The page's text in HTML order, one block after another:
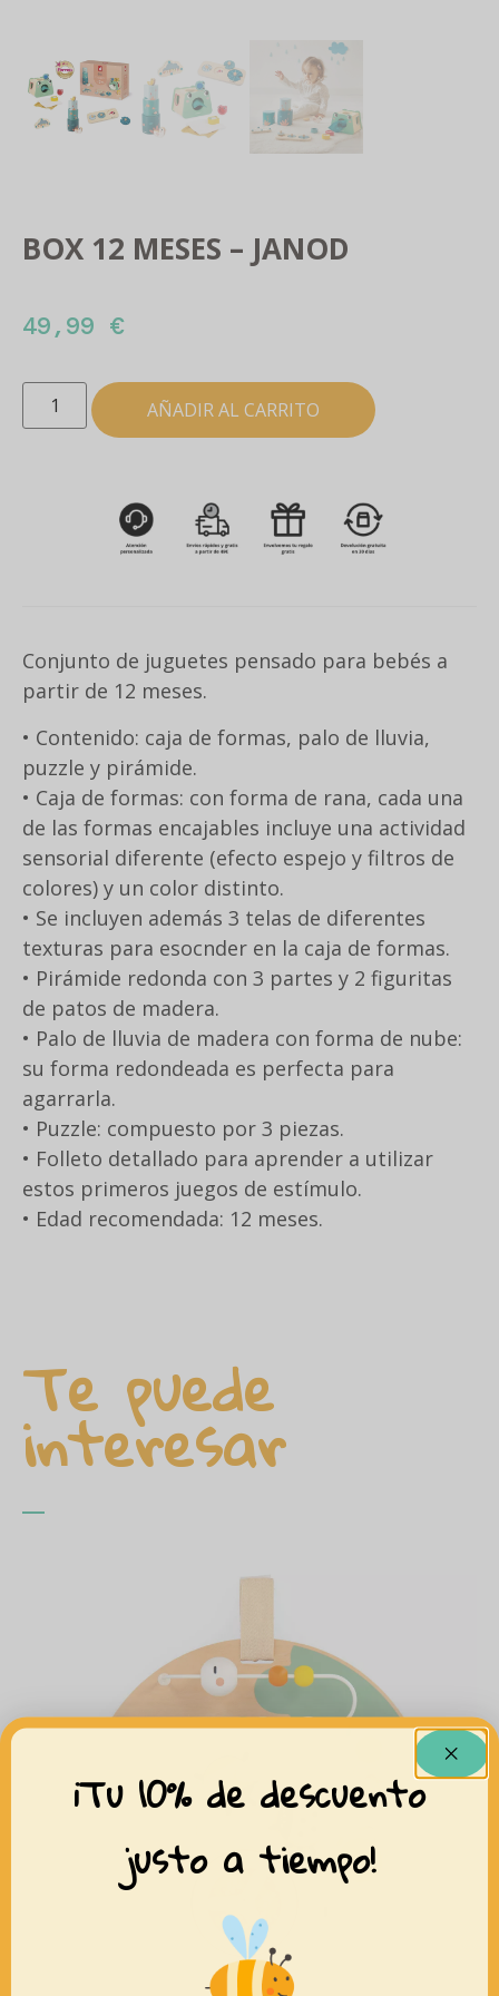
BOX 12 MESES – JANOD
49,99 €
AÑADIR AL CARRITO
Conjunto de juguetes pensado para bebés a
partir de 12 meses.
• Contenido: caja de formas, palo de lluvia,
puzzle y pirámide.
• Caja de formas: con forma de rana, cada una
de las formas encajables incluye una actividad
sensorial diferente (efecto espejo y filtros de
colores) y un color distinto.
• Se incluyen además 3 telas de diferentes
texturas para esocnder en la caja de formas.
• Pirámide redonda con 3 partes y 2 figuritas
de patos de madera.
• Palo de lluvia de madera con forma de nube:
su forma redondeada es perfecta para
agarrarla.
• Puzzle: compuesto por 3 piezas.
• Folleto detallado para aprender a utilizar
estos primeros juegos de estímulo.
• Edad recomendada: 12 meses.
Te puede
interesar
¡Tu 10% de descuento
justo a tiempo!